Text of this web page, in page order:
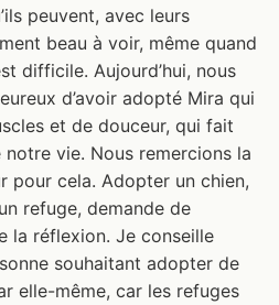
peuvent, avec leurs
beau à voir, même quand
difficile. Aujourd’hui, nous
d’avoir adopté Mira qui
et de douceur, qui fait
vie. Nous remercions la
pour cela. Adopter un chien,
refuge, demande de
la réflexion. Je conseille
souhaitant adopter de
elle-même, car les refuges